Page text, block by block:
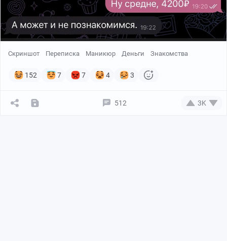
Скриншот Переписка Маникюр Деньги Знакомства
152 7 7 4 3
512 3K